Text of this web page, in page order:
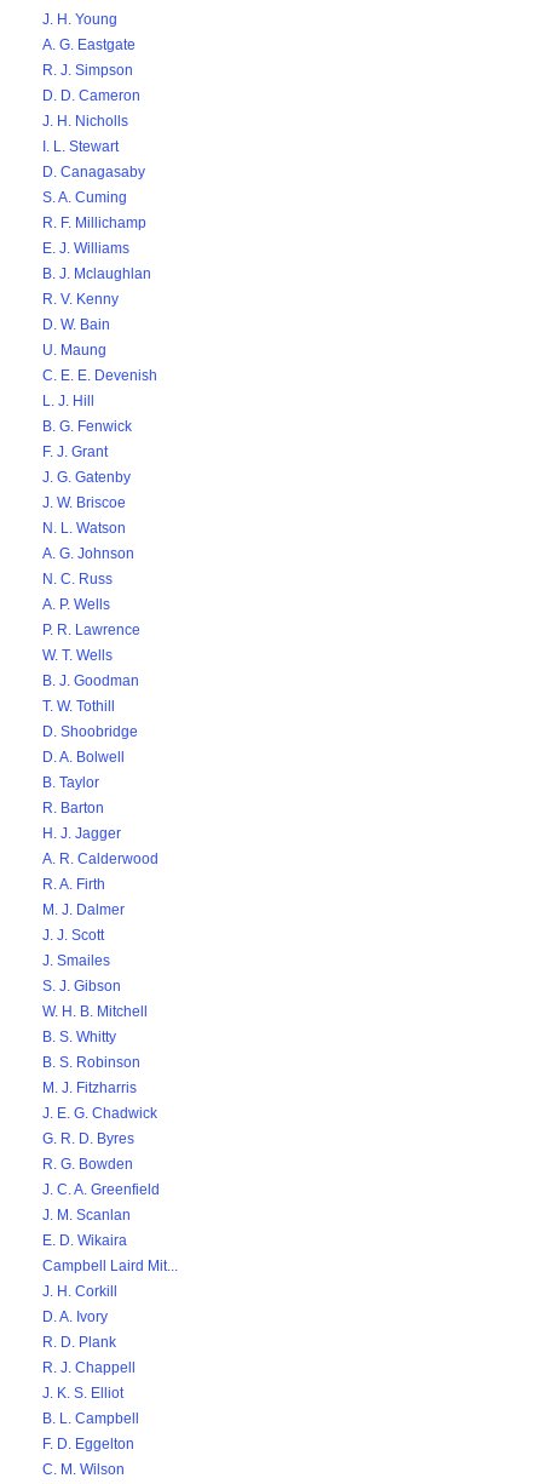
J. H. Young
A. G. Eastgate
R. J. Simpson
D. D. Cameron
J. H. Nicholls
I. L. Stewart
D. Canagasaby
S. A. Cuming
R. F. Millichamp
E. J. Williams
B. J. Mclaughlan
R. V. Kenny
D. W. Bain
U. Maung
C. E. E. Devenish
L. J. Hill
B. G. Fenwick
F. J. Grant
J. G. Gatenby
J. W. Briscoe
N. L. Watson
A. G. Johnson
N. C. Russ
A. P. Wells
P. R. Lawrence
W. T. Wells
B. J. Goodman
T. W. Tothill
D. Shoobridge
D. A. Bolwell
B. Taylor
R. Barton
H. J. Jagger
A. R. Calderwood
R. A. Firth
M. J. Dalmer
J. J. Scott
J. Smailes
S. J. Gibson
W. H. B. Mitchell
B. S. Whitty
B. S. Robinson
M. J. Fitzharris
J. E. G. Chadwick
G. R. D. Byres
R. G. Bowden
J. C. A. Greenfield
J. M. Scanlan
E. D. Wikaira
Campbell Laird Mit...
J. H. Corkill
D. A. Ivory
R. D. Plank
R. J. Chappell
J. K. S. Elliot
B. L. Campbell
F. D. Eggelton
C. M. Wilson